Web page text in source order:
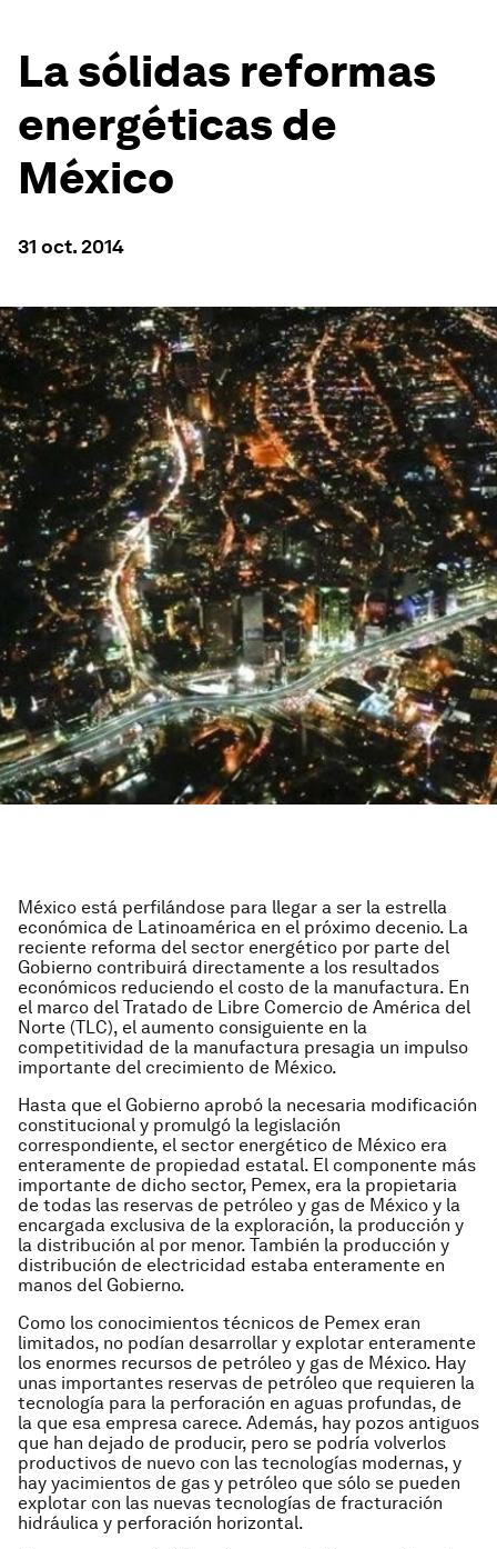
La sólidas reformas
energéticas de
México
31 oct. 2014
México está perfilándose para llegar a ser la estrella
económica de Latinoamérica en el próximo decenio. La
reciente reforma del sector energético por parte del
Gobierno contribuirá directamente a los resultados
económicos reduciendo el costo de la manufactura. En
el marco del Tratado de Libre Comercio de América del
Norte (TLC), el aumento consiguiente en la
competitividad de la manufactura presagia un impulso
importante del crecimiento de México.
Hasta que el Gobierno aprobó la necesaria modificación
constitucional y promulgó la legislación
correspondiente, el sector energético de México era
enteramente de propiedad estatal. El componente más
importante de dicho sector, Pemex, era la propietaria
de todas las reservas de petróleo y gas de México y la
encargada exclusiva de la exploración, la producción y
la distribución al por menor. También la producción y
distribución de electricidad estaba enteramente en
manos del Gobierno.
Como los conocimientos técnicos de Pemex eran
limitados, no podían desarrollar y explotar enteramente
los enormes recursos de petróleo y gas de México. Hay
unas importantes reservas de petróleo que requieren la
tecnología para la perforación en aguas profundas, de
la que esa empresa carece. Además, hay pozos antiguos
que han dejado de producir, pero se podría volverlos
productivos de nuevo con las tecnologías modernas, y
hay yacimientos de gas y petróleo que sólo se pueden
explotar con las nuevas tecnologías de fracturación
hidráulica y perforación horizontal.